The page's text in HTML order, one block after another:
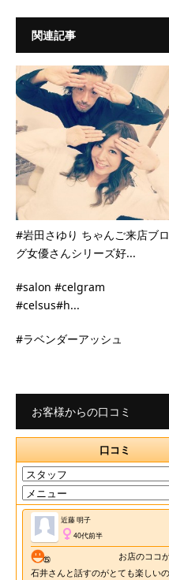
関連記事
#岩田さゆり ちゃんご来店ブロ
グ女優さんシリーズ好...
#salon #celgram
#celsus#h...
#ラベンダーアッシュ
お客様からの口コミ